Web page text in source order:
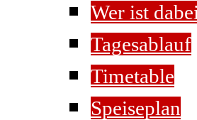
Wer ist
Tagesablauf
Timetable
Speiseplan